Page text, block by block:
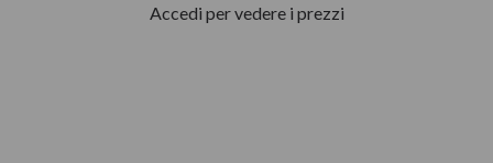
Accedi per vedere i prezzi